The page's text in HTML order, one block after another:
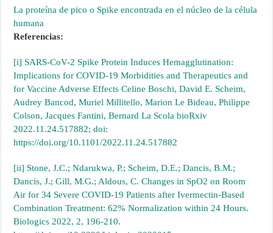
La proteína de pico o Spike encontrada en el núcleo de la célula
humana
Referencias:
[i] SARS-CoV-2 Spike Protein Induces Hemagglutination:
Implications for COVID-19 Morbidities and Therapeutics and
for Vaccine Adverse Effects Celine Boschi, David E. Scheim,
Audrey Bancod, Muriel Millitello, Marion Le Bideau, Philippe
Colson, Jacques Fantini, Bernard La Scola bioRxiv
2022.11.24.517882; doi:
https://doi.org/10.1101/2022.11.24.517882
[ii] Stone, J.C.; Ndarukwa, P.; Scheim, D.E.; Dancis, B.M.;
Dancis, J.; Gill, M.G.; Aldous, C. Changes in SpO2 on Room
Air for 34 Severe COVID-19 Patients after Ivermectin-Based
Combination Treatment: 62% Normalization within 24 Hours.
Biologics 2022, 2, 196-210.